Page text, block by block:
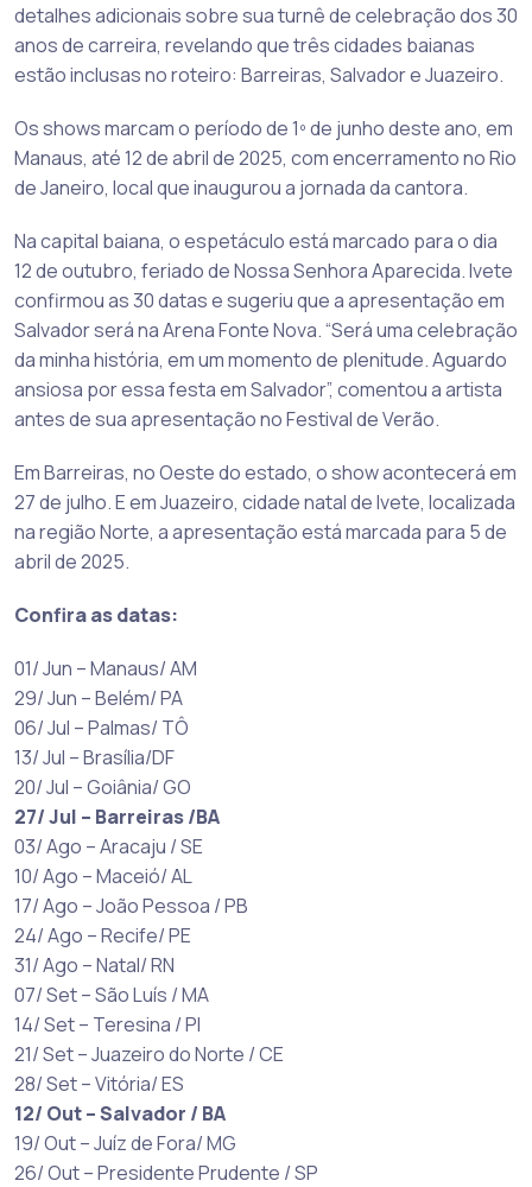
detalhes adicionais sobre sua turnê de celebração dos 30
anos de carreira, revelando que três cidades baianas
estão inclusas no roteiro: Barreiras, Salvador e Juazeiro.
Os shows marcam o período de 1º de junho deste ano, em
Manaus, até 12 de abril de 2025, com encerramento no Rio
de Janeiro, local que inaugurou a jornada da cantora.
Na capital baiana, o espetáculo está marcado para o dia
12 de outubro, feriado de Nossa Senhora Aparecida. Ivete
confirmou as 30 datas e sugeriu que a apresentação em
Salvador será na Arena Fonte Nova. “Será uma celebração
da minha história, em um momento de plenitude. Aguardo
ansiosa por essa festa em Salvador”, comentou a artista
antes de sua apresentação no Festival de Verão.
Em Barreiras, no Oeste do estado, o show acontecerá em
27 de julho. E em Juazeiro, cidade natal de Ivete, localizada
na região Norte, a apresentação está marcada para 5 de
abril de 2025.
Confira as datas:
01/ Jun – Manaus/ AM
29/ Jun – Belém/ PA
06/ Jul – Palmas/ TÔ
13/ Jul – Brasília/DF
20/ Jul – Goiânia/ GO
27/ Jul – Barreiras /BA
03/ Ago – Aracaju / SE
10/ Ago – Maceió/ AL
17/ Ago – João Pessoa / PB
24/ Ago – Recife/ PE
31/ Ago – Natal/ RN
07/ Set – São Luís / MA
14/ Set – Teresina / PI
21/ Set – Juazeiro do Norte / CE
28/ Set – Vitória/ ES
12/ Out – Salvador / BA
19/ Out – Juíz de Fora/ MG
26/ Out – Presidente Prudente / SP